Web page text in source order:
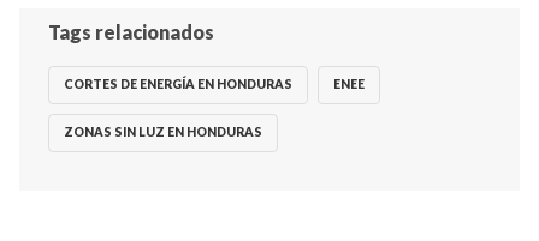
Tags relacionados
CORTES DE ENERGÍA EN HONDURAS ENEE
ZONAS SIN LUZ EN HONDURAS